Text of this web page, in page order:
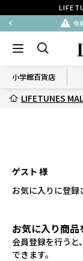
令
小学館百貨店
LIFETUNES
ゲスト 様
お気に入りに登録
お気に入り商
会員登録を行うと
できます。